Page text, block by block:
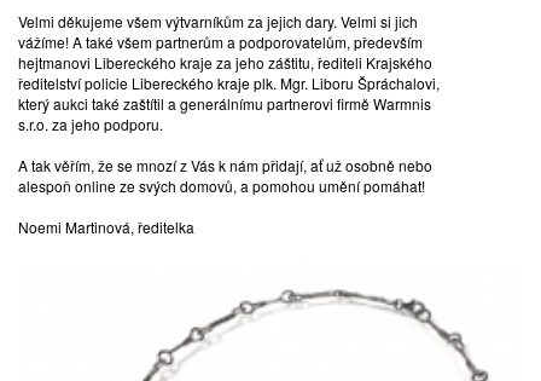
Velmi děkujeme všem výtvarníkům za jejich dary. Velmi si jich
vážíme! A také všem partnerům a podporovatelům, především
hejtmanovi Libereckého kraje za jeho záštitu, řediteli Krajského
ředitelství policie Libereckého kraje plk. Mgr. Liboru Špráchalovi,
který aukci také zaštítil a generálnímu partnerovi firmě Warmnis
s.r.o. za jeho podporu.
A tak věřím, že se mnozí z Vás k nám přidají, ať už osobně nebo
alespoň online ze svých domovů, a pomohou umění pomáhat!
Noemi Martinová, ředitelka